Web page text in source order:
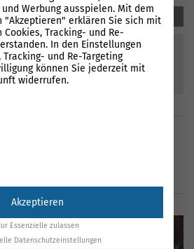
sharen mailen
117Bewertungen
90%
Werbung ausspielen. Mit dem
"Akzeptieren" erklären Sie sich mit
Cookies, Tracking- und Re-
In den Einstellungen
Tracking- und Re-Targeting
können Sie jederzeit mit
widerrufen.
Service-Gruppen, für die eine
Akzeptieren
Essenzielle zulassen
Datenschutzeinstellungen